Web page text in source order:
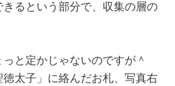
るという部分で、収集の層の
と定かじゃないのですが＾
太子」に絡んだお札、写真右